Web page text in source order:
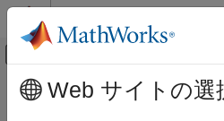
コンテンツへスキップ
オフキャンバス
ドキュメンテーションのホーム
メインコンテンツ
MISRA C++:2008
Web サイトの選